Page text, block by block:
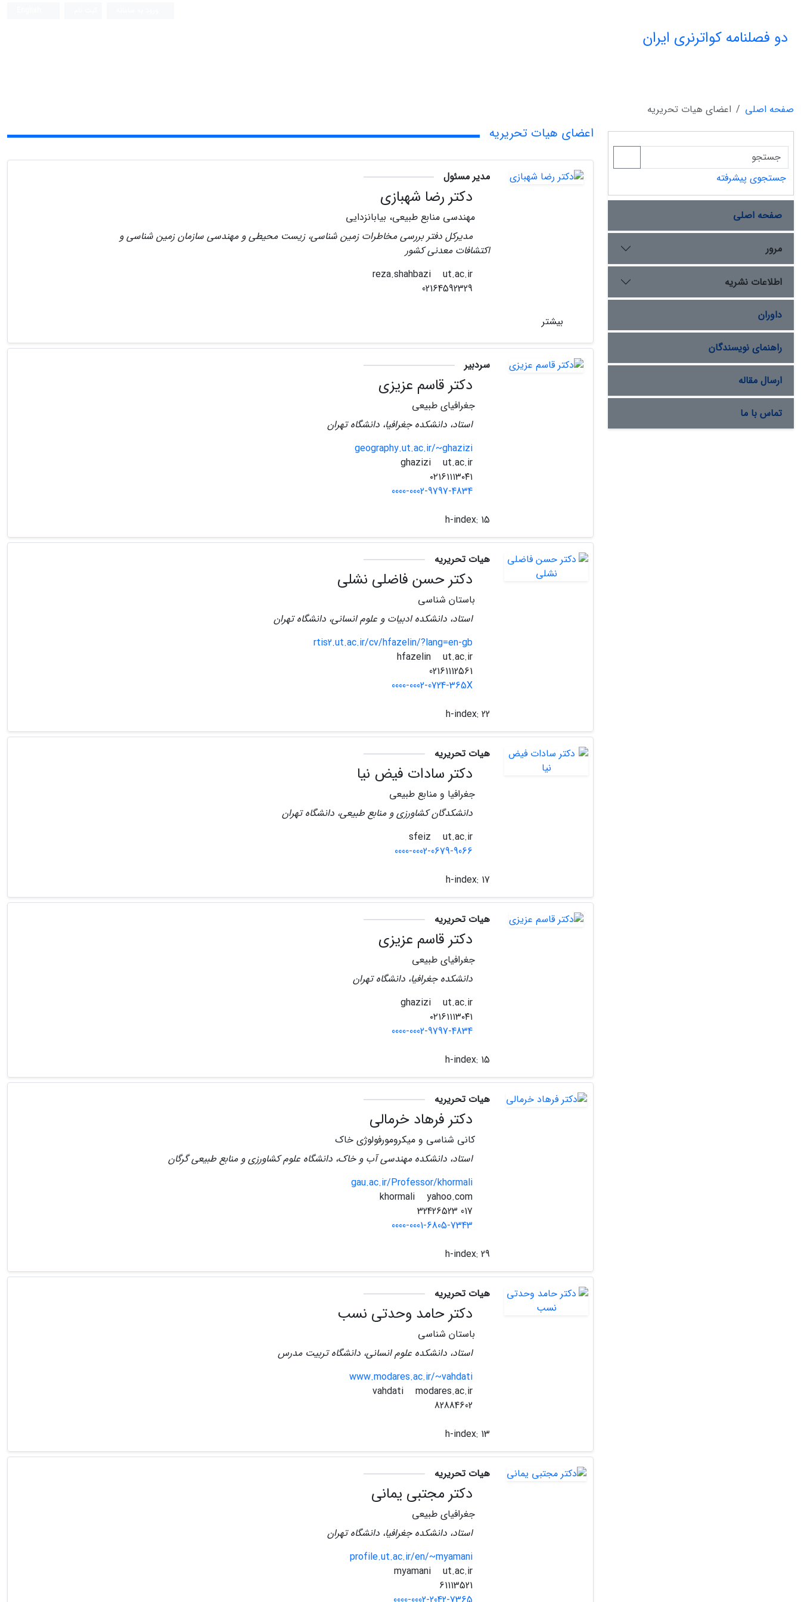
دو فصلنامه کواترنری ایران
صفحه اصلی اعضای هیات تحریریه
جستجوی پیشرفته
صفحه اصلی
مرور
اطلاعات نشریه
داوران
راهنمای نویسندگان
ارسال مقاله
تماس با ما
اعضای هیات تحریریه
مدیر مسئول
دکتر رضا شهبازی
مهندسی منابع طبیعی، بیابانزدایی
مدیرکل دفتر بررسی مخاطرات زمین شناسی، زیست محیطی و مهندسی سازمان زمین شناسی و
اکتشافات معدنی کشور
ut.ac.ir
بیشتر
سردبیر
دکتر قاسم عزیزی
جغرافیای طبیعی
استاد، دانشکده جغرافیا، دانشگاه تهران
geography.ut.ac.ir/~ghazizi
ut.ac.ir
0000-0002-9797-4834
h-index: 15
هیات تحریریه
دکتر حسن فاضلی نشلی
باستان شناسی
استاد، دانشکده ادبیات و علوم انسانی، دانشگاه تهران
rtis2.ut.ac.ir/cv/hfazelin/?lang=en-gb
ut.ac.ir
0000-0002-0724-365X
h-index: 22
هیات تحریریه
دکتر سادات فیض نیا
جغرافیا و منابع طبیعی
دانشکدگان کشاورزی و منابع طبیعی، دانشگاه تهران
ut.ac.ir
0000-0002-0679-9066
h-index: 17
هیات تحریریه
دکتر قاسم عزیزی
جغرافیای طبیعی
دانشکده جغرافیا، دانشگاه تهران
ut.ac.ir
0000-0002-9797-4834
h-index: 15
هیات تحریریه
دکتر فرهاد خرمالی
کانی شناسی و میکرومورفولوژی خاک
استاد، دانشکده مهندسی آب و خاک، دانشگاه علوم کشاورزی و منابع طبیعی گرگان
gau.ac.ir/Professor/khormali
yahoo.com
0000-0001-6805-7343
h-index: 29
هیات تحریریه
دکتر حامد وحدتی نسب
باستان شناسی
استاد، دانشکده علوم انسانی، دانشگاه تربیت مدرس
www.modares.ac.ir/~vahdati
modares.ac.ir
h-index: 13
هیات تحریریه
دکتر مجتبی یمانی
جغرافیای طبیعی
استاد، دانشکده جغرافیا، دانشگاه تهران
profile.ut.ac.ir/en/~myamani
ut.ac.ir